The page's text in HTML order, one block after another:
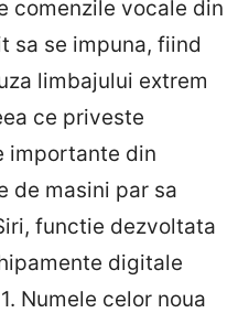
comenzile vocale din
sa se impuna, fiind
limbajului extrem
ce priveste
importante din
de masini par sa
functie dezvoltata
digitale
Numele celor noua